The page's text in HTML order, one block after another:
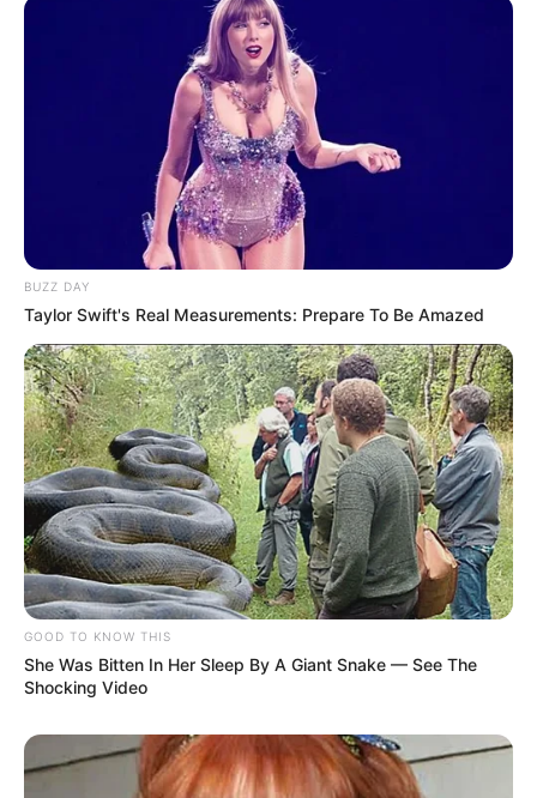
BUZZ DAY
Taylor Swift's Real Measurements: Prepare To Be Amazed
GOOD TO KNOW THIS
She Was Bitten In Her Sleep By A Giant Snake — See The
Shocking Video